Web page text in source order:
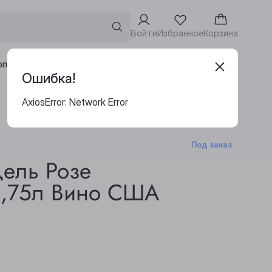
ВойтиИзбранноеКорзина
клиентам Адреса винотек
Под заказ
Розе
Вино США
Ошибка!
AxiosError: Network Error